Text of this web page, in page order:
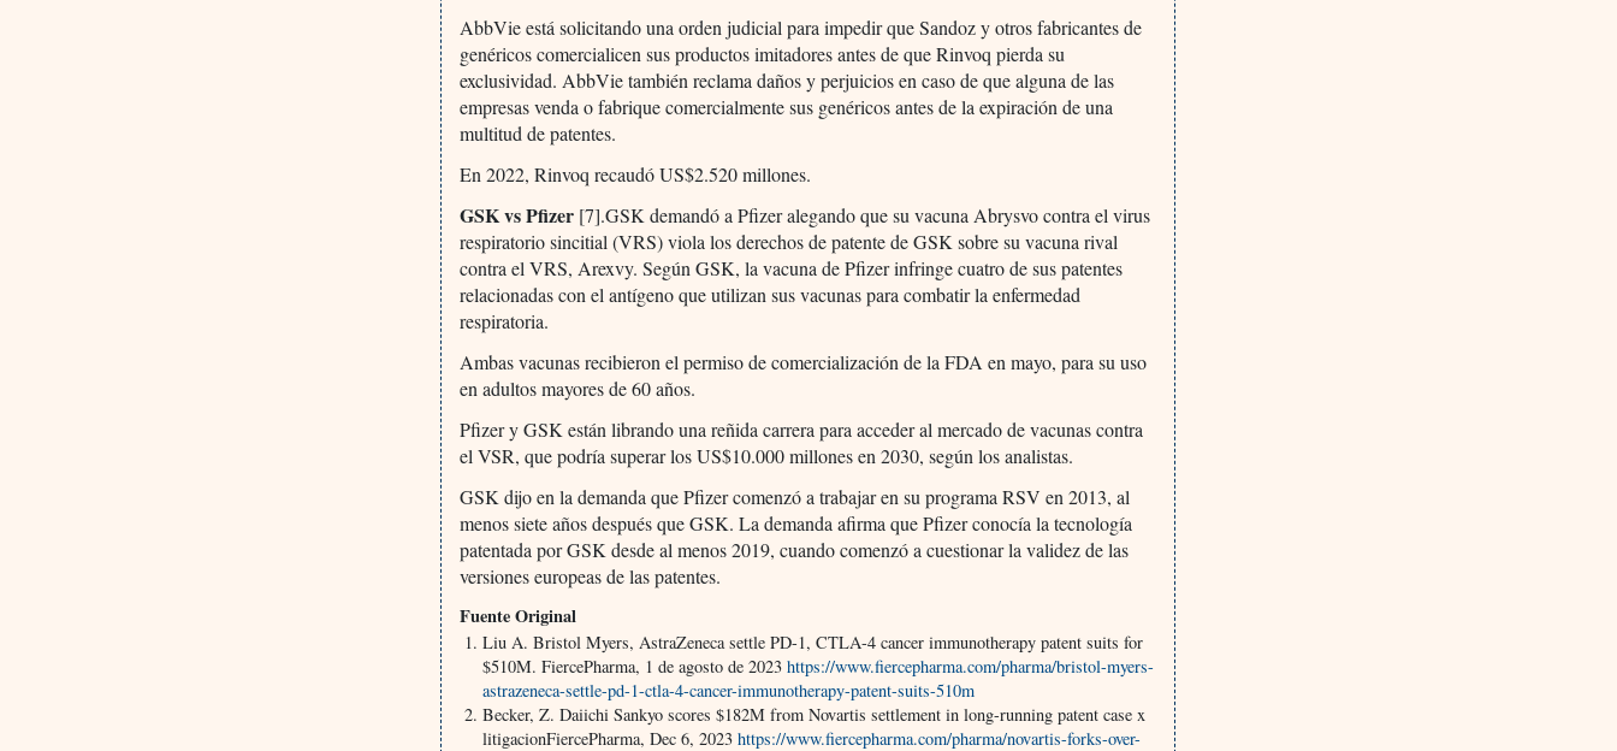
AbbVie está solicitando una orden judicial para impedir que Sandoz y otros fabricantes de
genéricos comercialicen sus productos imitadores antes de que Rinvoq pierda su
exclusividad. AbbVie también reclama daños y perjuicios en caso de que alguna de las
empresas venda o fabrique comercialmente sus genéricos antes de la expiración de una
multitud de patentes.
En 2022, Rinvoq recaudó US$2.520 millones.
GSK vs Pfizer [7].GSK demandó a Pfizer alegando que su vacuna Abrysvo contra el virus
respiratorio sincitial (VRS) viola los derechos de patente de GSK sobre su vacuna rival
contra el VRS, Arexvy. Según GSK, la vacuna de Pfizer infringe cuatro de sus patentes
relacionadas con el antígeno que utilizan sus vacunas para combatir la enfermedad
respiratoria.
Ambas vacunas recibieron el permiso de comercialización de la FDA en mayo, para su uso
en adultos mayores de 60 años.
Pfizer y GSK están librando una reñida carrera para acceder al mercado de vacunas contra
el VSR, que podría superar los US$10.000 millones en 2030, según los analistas.
GSK dijo en la demanda que Pfizer comenzó a trabajar en su programa RSV en 2013, al
menos siete años después que GSK. La demanda afirma que Pfizer conocía la tecnología
patentada por GSK desde al menos 2019, cuando comenzó a cuestionar la validez de las
versiones europeas de las patentes.
Fuente Original
Liu A. Bristol Myers, AstraZeneca settle PD-1, CTLA-4 cancer immunotherapy patent suits for
$510M. FiercePharma, 1 de agosto de 2023https://www.fiercepharma.com/pharma/bristol-myers-
astrazeneca-settle-pd-1-ctla-4-cancer-immunotherapy-patent-suits-510m
Becker, Z. Daiichi Sankyo scores $182M from Novartis settlement in long-running patent case x
litigacionFiercePharma, Dec 6, 2023https://www.fiercepharma.com/pharma/novartis-forks-over-